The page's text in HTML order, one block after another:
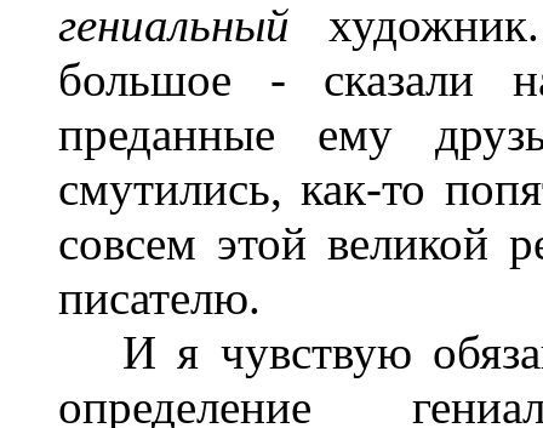
гениальный
большое - сказали
преданные ему
смутились, как-то
совсем этой великой
писателю.
И я чувствую
определение